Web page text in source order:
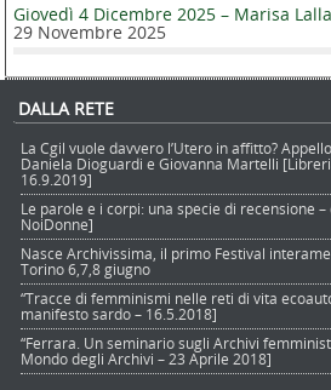
Giovedì 4 Dicembre 2025 – Marisa
29 Novembre 2025
DALLA RETE
La Cgil vuole davvero l’Utero in affitto?
Daniela Dioguardi e Giovanna Martelli
16.9.2019]
Le parole e i corpi: una specie di recensione
NoiDonne]
Nasce Archivissima, il primo Festival
Torino 6,7,8 giugno
“Tracce di femminismi nelle reti di vita
manifesto sardo – 16.5.2018]
“Ferrara. Un seminario sugli Archivi
Mondo degli Archivi – 23 Aprile 2018]